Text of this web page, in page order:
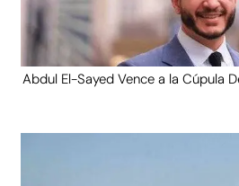
Abdul El-Sayed Vence a la Cúpula